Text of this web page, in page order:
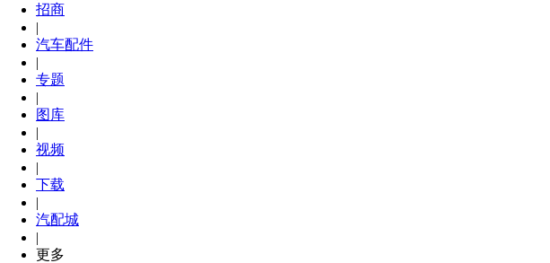
招商
|
汽车配件
|
专题
|
图库
|
视频
|
下载
|
汽配城
|
更多